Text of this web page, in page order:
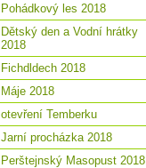
Pohádkový les 2018
Dětský den a Vodní hrátky
2018
Fichdldech 2018
Máje 2018
otevření Temberku
Jarní procházka 2018
Perštejnský Masopust 2018